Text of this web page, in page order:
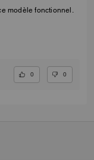
modèle fonctionnel.
0 0